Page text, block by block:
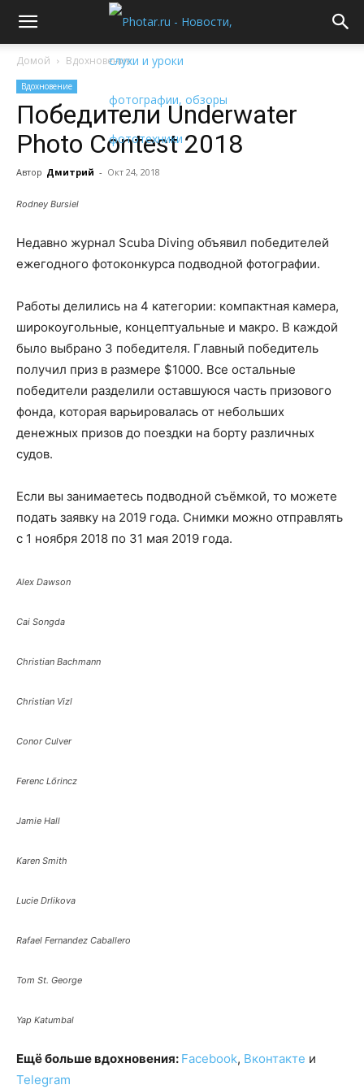
Домой Вдохновение
Вдохновение
Победители Underwater
Photo Contest 2018
Автор Дмитрий - Окт 24, 2018
Rodney Bursiel
Недавно журнал Scuba Diving объявил победителей
ежегодного фотоконкурса подводной фотографии.
Работы делились на 4 категории: компактная камера,
широкоугольные, концептуальные и макро. В каждой
было выбрано 3 победителя. Главный победитель
получил приз в размере $1000. Все остальные
победители разделили оставшуюся часть призового
фонда, которая варьировалась от небольших
денежных призов до поездки на борту различных
судов.
Если вы занимаетесь подводной съёмкой, то можете
подать заявку на 2019 года. Снимки можно отправлять
с 1 ноября 2018 по 31 мая 2019 года.
Alex Dawson
Cai Songda
Christian Bachmann
Christian Vizl
Conor Culver
Ferenc Lőrincz
Jamie Hall
Karen Smith
Lucie Drlikova
Rafael Fernandez Caballero
Tom St. George
Yap Katumbal
Ещё больше вдохновения: Facebook, Вконтакте и
Telegram